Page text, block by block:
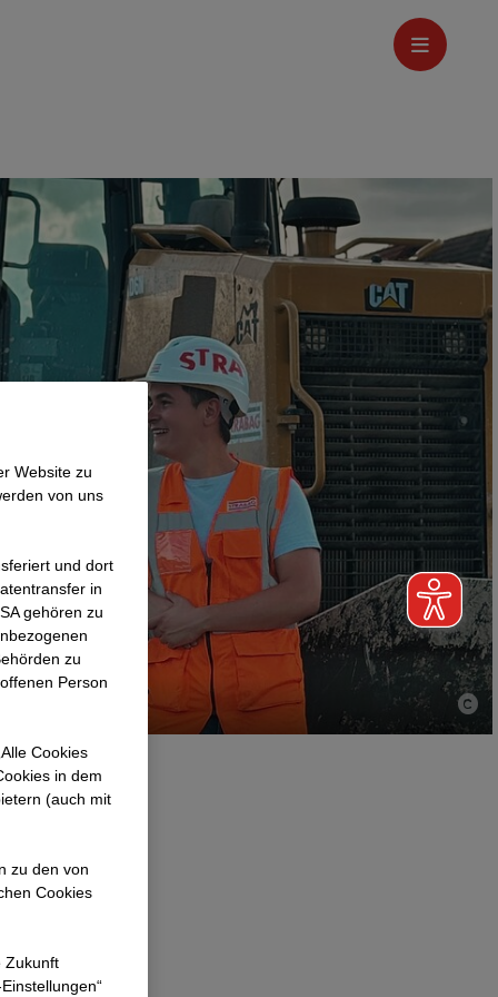
–
an
sein
auch
Website zu
von uns
und dort
in
gehören zu
zu
Person
Cookies
in dem
(auch mit
zu den von
Cookies
Zukunft